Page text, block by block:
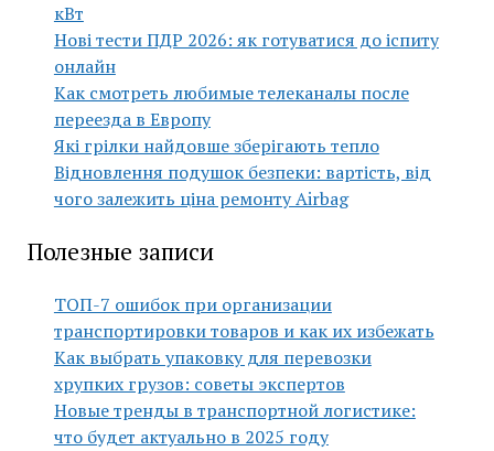
кВт
Нові тести ПДР 2026: як готуватися до іспиту
онлайн
Как смотреть любимые телеканалы после
переезда в Европу
Які грілки найдовше зберігають тепло
Відновлення подушок безпеки: вартість, від
чого залежить ціна ремонту Airbag
Полезные записи
ТОП-7 ошибок при организации
транспортировки товаров и как их избежать
Как выбрать упаковку для перевозки
хрупких грузов: советы экспертов
Новые тренды в транспортной логистике:
что будет актуально в 2025 году